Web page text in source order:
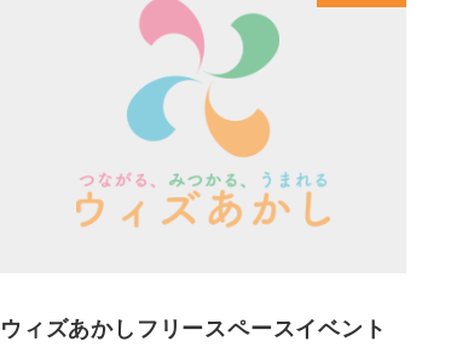
ウィズあかしフリースペースイベント